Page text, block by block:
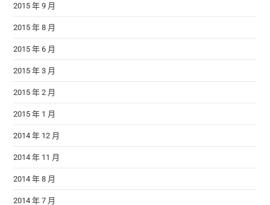
2015 年 9 月
2015 年 8 月
2015 年 6 月
2015 年 3 月
2015 年 2 月
2015 年 1 月
2014 年 12 月
2014 年 11 月
2014 年 8 月
2014 年 7 月